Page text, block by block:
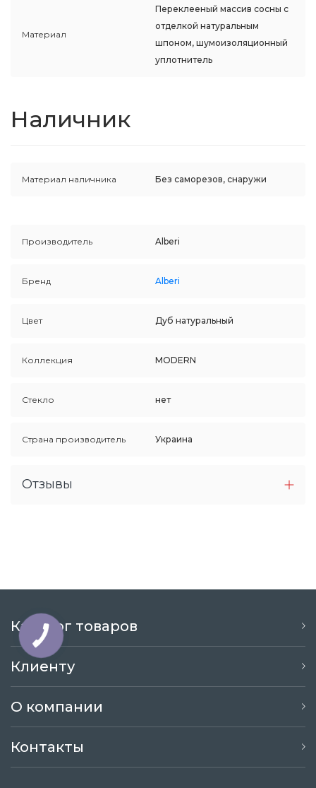
Материал
Переклееный массив сосны с
отделкой натуральным
шпоном, шумоизоляционный
уплотнитель
Наличник
Материал наличника Без саморезов, снаружи
Производитель Alberi
Бренд Alberi
Цвет Дуб натуральный
Коллекция MODERN
Стекло нет
Страна производитель Украина
Отзывы
Каталог товаров
Клиенту
О компании
Контакты